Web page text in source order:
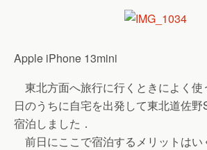
Apple iPhone 13mini
東北方面へ旅行に行くときによく使
日のうちに自宅を出発して東北道佐野
宿泊しました．
前日にここで宿泊するメリットはい